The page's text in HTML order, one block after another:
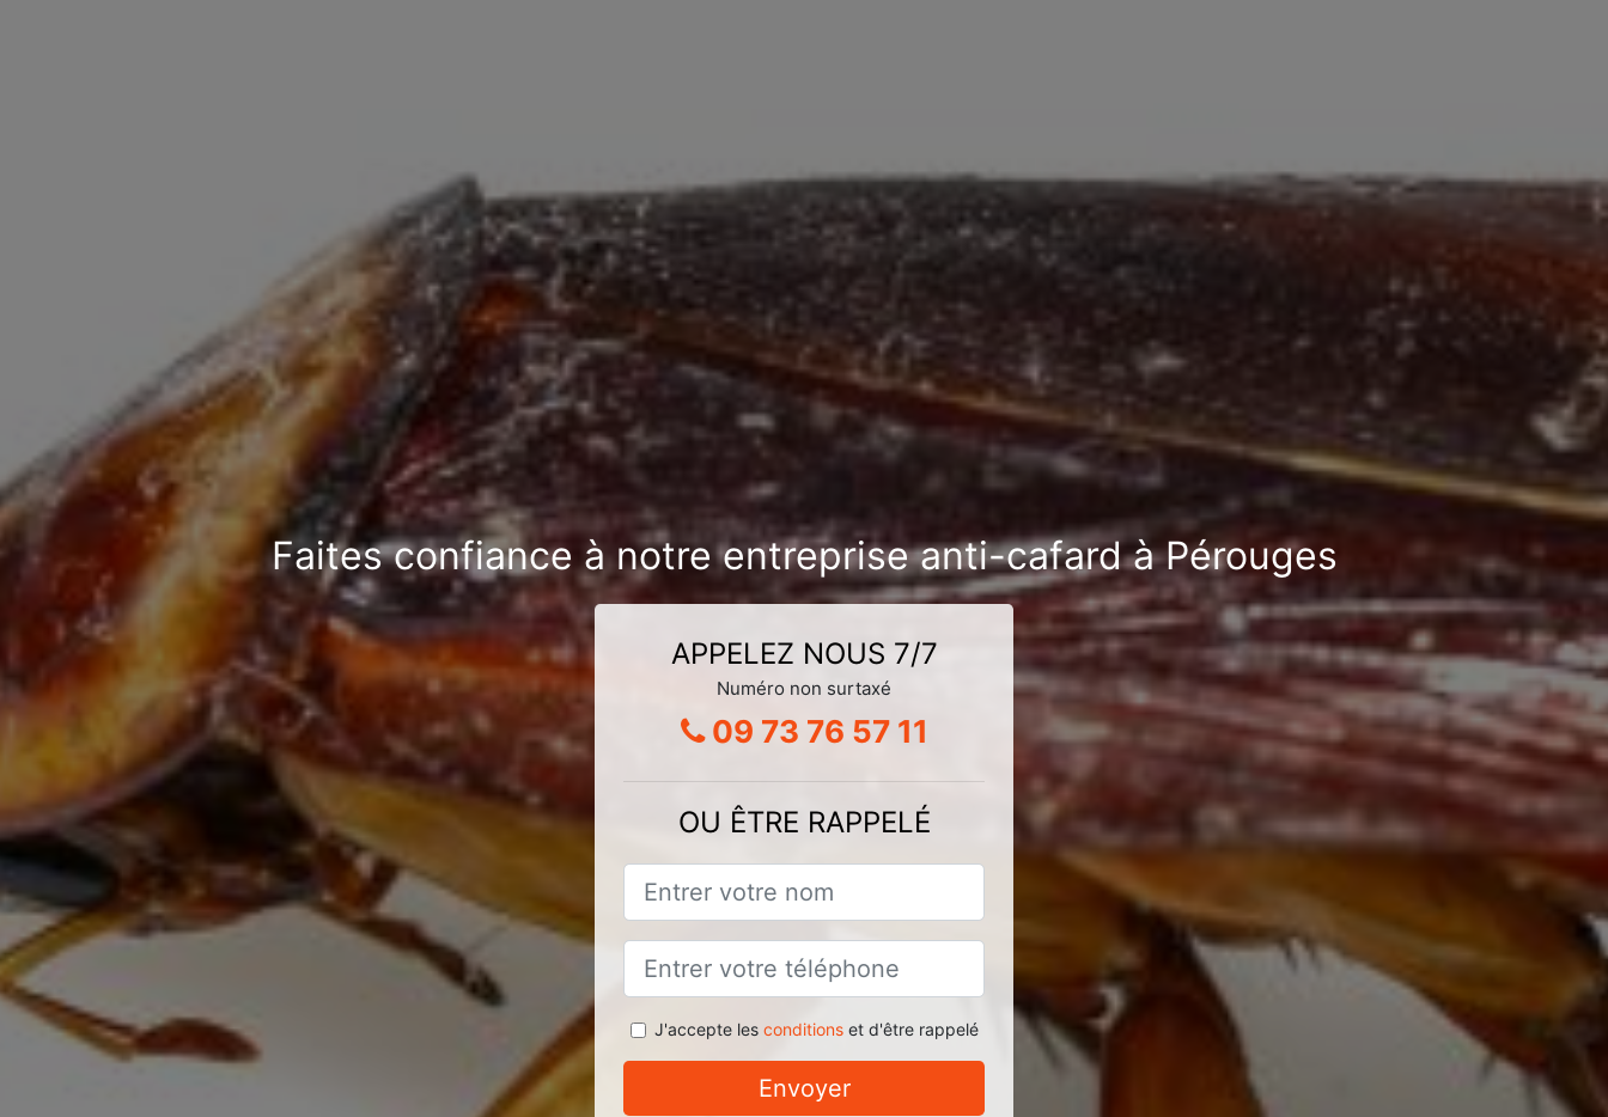
Faites confiance à notre entreprise anti-cafard à Pérouges
APPELEZ NOUS 7/7
Numéro non surtaxé
09 73 76 57 11
OU ÊTRE RAPPELÉ
J'accepte les conditionset d'être rappelé
Envoyer